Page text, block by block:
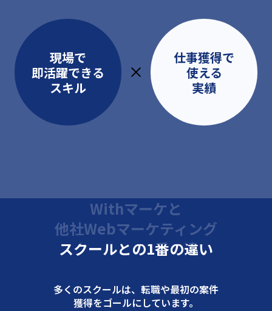
現場で
即活躍できる
スキル
仕事獲得で
使える
実績
Withマーケと
他社Webマーケティング
スクールとの1番の違い
多くのスクールは、転職や最初の案件
獲得をゴールにしています。